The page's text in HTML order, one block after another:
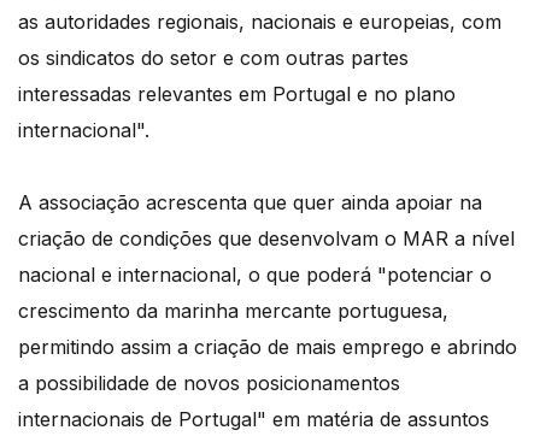
as autoridades regionais, nacionais e europeias, com
os sindicatos do setor e com outras partes
interessadas relevantes em Portugal e no plano
internacional".
A associação acrescenta que quer ainda apoiar na
criação de condições que desenvolvam o MAR a nível
nacional e internacional, o que poderá "potenciar o
crescimento da marinha mercante portuguesa,
permitindo assim a criação de mais emprego e abrindo
a possibilidade de novos posicionamentos
internacionais de Portugal" em matéria de assuntos